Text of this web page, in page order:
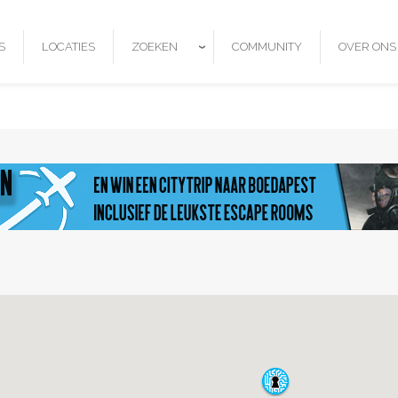
LOCATIES ZOEKEN COMMUNITY OVER ONS